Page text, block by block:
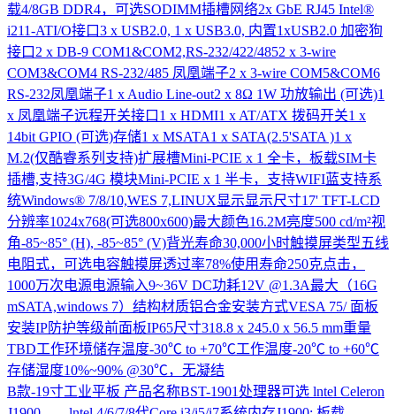
载4/8GB DDR4，可选SODIMM插槽网络2x GbE RJ45 Intel®
i211-ATI/O接口3 x USB2.0, 1 x USB3.0, 内置1xUSB2.0 加密狗
接口2 x DB-9 COM1&COM2,RS-232/422/4852 x 3-wire
COM3&COM4 RS-232/485 凤凰端子2 x 3-wire COM5&COM6
RS-232凤凰端子1 x Audio Line-out2 x 8Ω 1W 功放输出 (可选)1
x 凤凰端子远程开关接口1 x HDMI1 x AT/ATX 拨码开关1 x
14bit GPIO (可选)存储1 x MSATA1 x SATA(2.5'SATA )1 x
M.2(仅酷睿系列支持)扩展槽Mini-PCIE x 1 全卡，板载SIM卡
插槽,支持3G/4G 模块Mini-PCIE x 1 半卡，支持WIFI蓝支持系
统Windows® 7/8/10,WES 7,LINUX显示显示尺寸17' TFT-LCD
分辨率1024x768(可选800x600)最大颜色16.2M亮度500 cd/m²视
角-85~85° (H), -85~85° (V)背光寿命30,000小时触摸屏类型五线
电阻式，可选电容触摸屏透过率78%使用寿命250克点击，
1000万次电源电源输入9~36V DC功耗12V @1.3A最大（16G
mSATA,windows 7）结构材质铝合金安装方式VESA 75/ 面板
安装IP防护等级前面板IP65尺寸318.8 x 245.0 x 56.5 mm重量
TBD工作环境储存温度-30℃ to +70℃工作温度-20℃ to +60℃
存储湿度10%~90% @30℃，无凝结
B款-19寸工业平板 产品名称BST-1901处理器可选 lntel Celeron